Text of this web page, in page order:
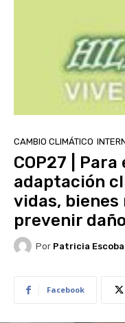
CAMBIO CLIMÁTICO
COP27 |
adaptación
vidas,
prevenir
Por Patricia
Facebook